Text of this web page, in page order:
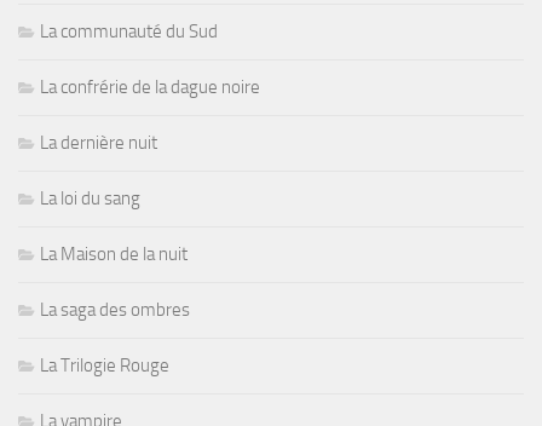
La communauté du Sud
La confrérie de la dague noire
La dernière nuit
La loi du sang
La Maison de la nuit
La saga des ombres
La Trilogie Rouge
La vampire